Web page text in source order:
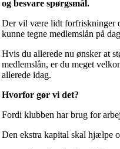
og besvare spørgsmål.
Der vil være lidt forfriskninger
kunne tegne medlemslån på
Hvis du allerede nu ønsker at
medlemslån, er du meget
allerede idag.
Hvorfor gør vi det?
Fordi klubben har brug for
Den ekstra kapital skal hjælpe